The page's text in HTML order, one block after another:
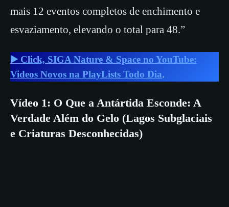
mais 12 eventos completos de enchimento e
esvaziamento, elevando o total para 48.”
▶️ Click, SIGA Nature & Space no YouTube:
Videos Novos na PlayLists Todo Dia.
Vídeo 1: O Que a Antártida Esconde: A
Verdade Além do Gelo (Lagos Subglaciais
e Criaturas Desconhecidas)